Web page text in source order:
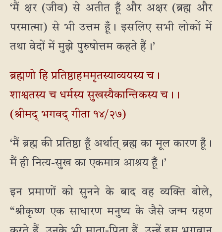
‘मैं क्षर (जीव) से अतीत हूँ और अक्षर (ब्रह्म और
परमात्मा) से भी उत्तम हूँ। इसलिए सभी लोकों में
तथा वेदों में मुझे पुरुषोत्तम कहते हैं।’
ब्रह्मणो हि प्रतिष्ठाहममृतस्याव्ययस्य च।
शाश्वतस्य च धर्मस्य सुखस्यैकान्तिकस्य च।।
(श्रीमद् भगवद् गीता १४/२७)
‘मैं ब्रह्म की प्रतिष्ठा हूँ अर्थात् ब्रह्म का मूल कारण हूँ।
मैं ही नित्य-सुख का एकमात्र आश्रय हूँ।’
इन प्रमाणों को सुनने के बाद वह व्यक्ति बोले,
“श्रीकृष्ण एक साधारण मनुष्य के जैसे जन्म ग्रहण